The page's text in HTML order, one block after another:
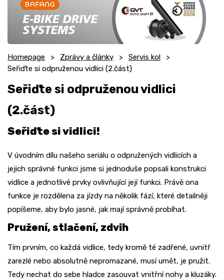
Homepage Zprávy a články
Servis kol
Seřiďte si odpruženou vidlici (2.část)
Seřiďte si odpruženou vidlici
(2.část)
Seřiďte si vidlici!
V úvodním dílu našeho seriálu o odpružených vidlicích a
jejich správné funkci jsme si jednoduše popsali konstrukci
vidlice a jednotlivé prvky ovlivňující její funkci. Právě ona
funkce je rozdělena za jízdy na několik fází, které detailněji
popíšeme, aby bylo jasné, jak mají správně probíhat.
Pružení, stlačení, zdvih
Tím prvním, co každá vidlice, tedy kromě té zadřené, uvnitř
zarezlé nebo absolutně nepromazané, musí umět, je pružit.
Tedy nechat do sebe hladce zasouvat vnitřní nohy a kluzáky.